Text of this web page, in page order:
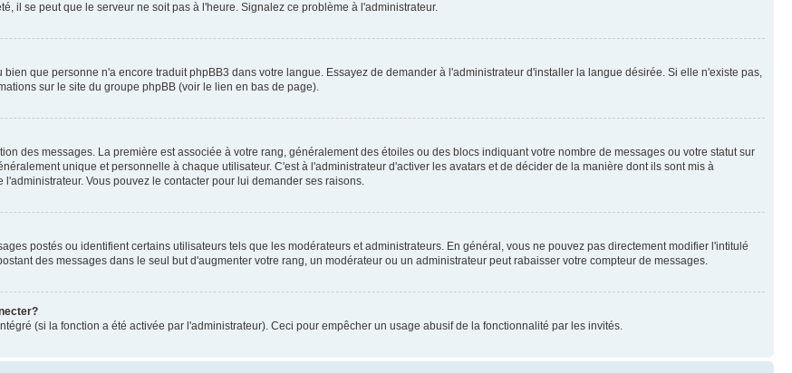
il se peut que le serveur ne soit pas à l'heure. Signalez ce problème à l'administrateur.
que personne n'a encore traduit phpBB3 dans votre langue. Essayez de demander à l'administrateur d'installer la langue désirée. Si elle n'existe pas,
sur le site du groupe phpBB (voir le lien en bas de page).
des messages. La première est associée à votre rang, généralement des étoiles ou des blocs indiquant votre nombre de messages ou votre statut sur
unique et personnelle à chaque utilisateur. C'est à l'administrateur d'activer les avatars et de décider de la manière dont ils sont mis à
Vous pouvez le contacter pour lui demander ses raisons.
postés ou identifient certains utilisateurs tels que les modérateurs et administrateurs. En général, vous ne pouvez pas directement modifier l'intitulé
des messages dans le seul but d'augmenter votre rang, un modérateur ou un administrateur peut rabaisser votre compteur de messages.
(si la fonction a été activée par l'administrateur). Ceci pour empêcher un usage abusif de la fonctionnalité par les invités.